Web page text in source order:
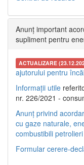
Anunț important
supliment pentru
ACTUALIZARE
ajutorului pentru
Informații utile
nr. 226/2021 -
Anunț privind
cu gaze naturale,
combustibili
Formular cerere-